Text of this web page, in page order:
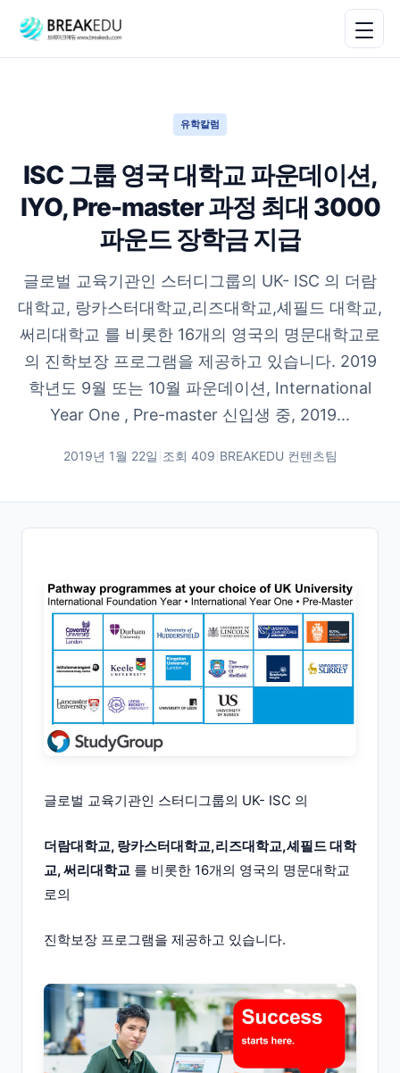
유학칼럼
ISC 그룹 영국 대학교 파운데이션,
IYO, Pre-master 과정 최대 3000
파운드 장학금 지급
글로벌 교육기관인 스터디그룹의 UK- ISC 의 더람
대학교, 랑카스터대학교,리즈대학교,셰필드 대학교,
써리대학교 를 비롯한 16개의 영국의 명문대학교로
의 진학보장 프로그램을 제공하고 있습니다. 2019
학년도 9월 또는 10월 파운데이션, International
Year One , Pre-master 신입생 중, 2019...
2019년 1월 22일 조회 409 BREAKEDU 컨텐츠팀
글로벌 교육기관인 스터디그룹의 UK- ISC 의
더람대학교, 랑카스터대학교,리즈대학교,셰필드 대학
교, 써리대학교 를 비롯한 16개의 영국의 명문대학교
로의
진학보장 프로그램을 제공하고 있습니다.